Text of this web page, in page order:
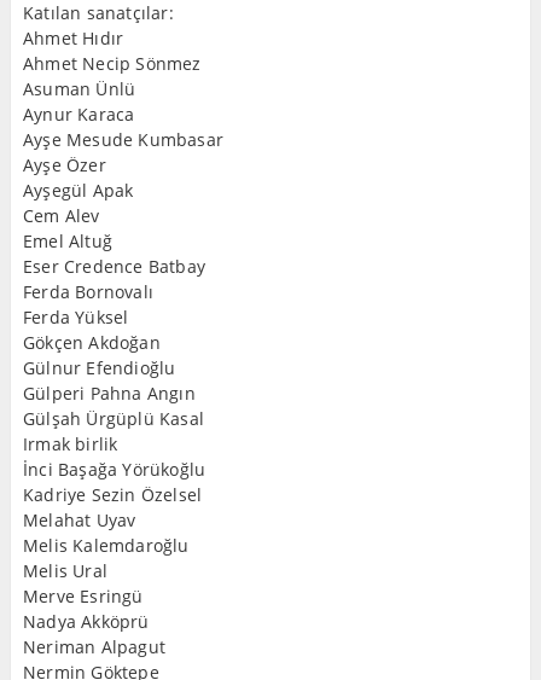
Katılan sanatçılar:
Ahmet Hıdır
Ahmet Necip Sönmez
Asuman Ünlü
Aynur Karaca
Ayşe Mesude Kumbasar
Ayşe Özer
Ayşegül Apak
Cem Alev
Emel Altuğ
Eser Credence Batbay
Ferda Bornovalı
Ferda Yüksel
Gökçen Akdoğan
Gülnur Efendioğlu
Gülperi Pahna Angın
Gülşah Ürgüplü Kasal
Irmak birlik
İnci Başağa Yörükoğlu
Kadriye Sezin Özelsel
Melahat Uyav
Melis Kalemdaroğlu
Melis Ural
Merve Esringü
Nadya Akköprü
Neriman Alpagut
Nermin Göktepe